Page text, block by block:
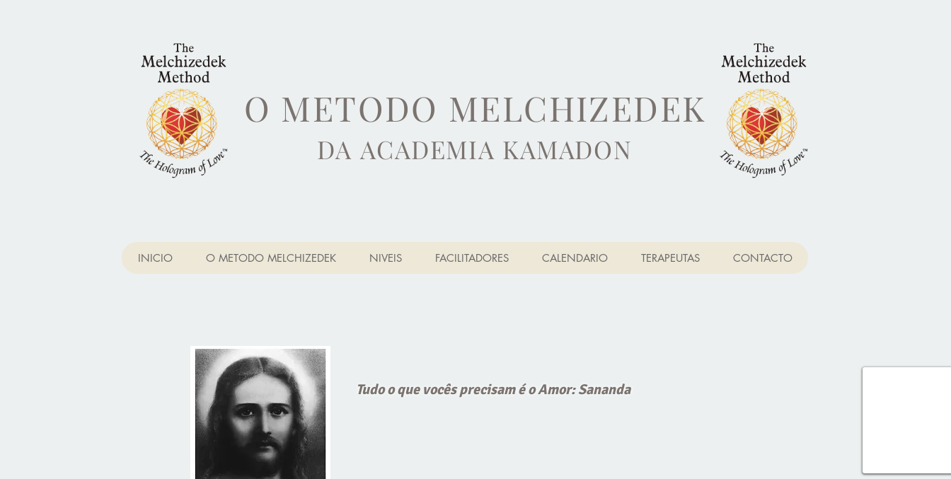
O METODO MELCHIZEDEK
DA ACADEMIA KAMADON
INICIO O METODO MELCHIZEDEK NIVEIS FACILITADORES CALENDARIO TERAPEUTAS CONTACTO
Tudo o que vocês precisam é o Amor: Sananda